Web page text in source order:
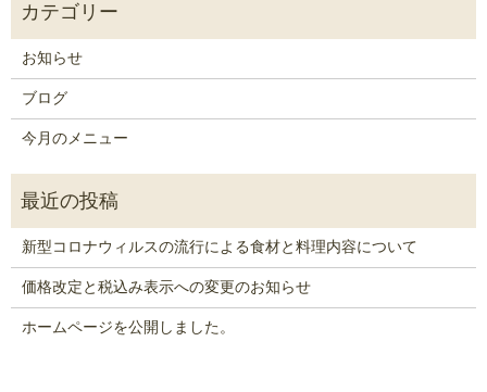
お知らせ
ブログ
今月のメニュー
新型コロナウィルスの流行による食材と料理内容について
価格改定と税込み表示への変更のお知らせ
ホームページを公開しました。